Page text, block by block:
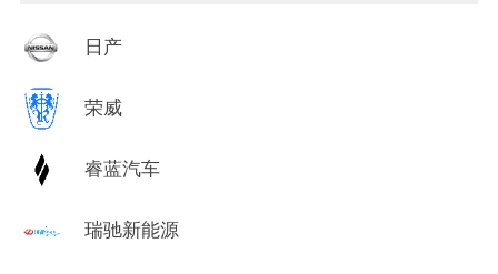
日产
荣威
睿蓝汽车
瑞驰新能源